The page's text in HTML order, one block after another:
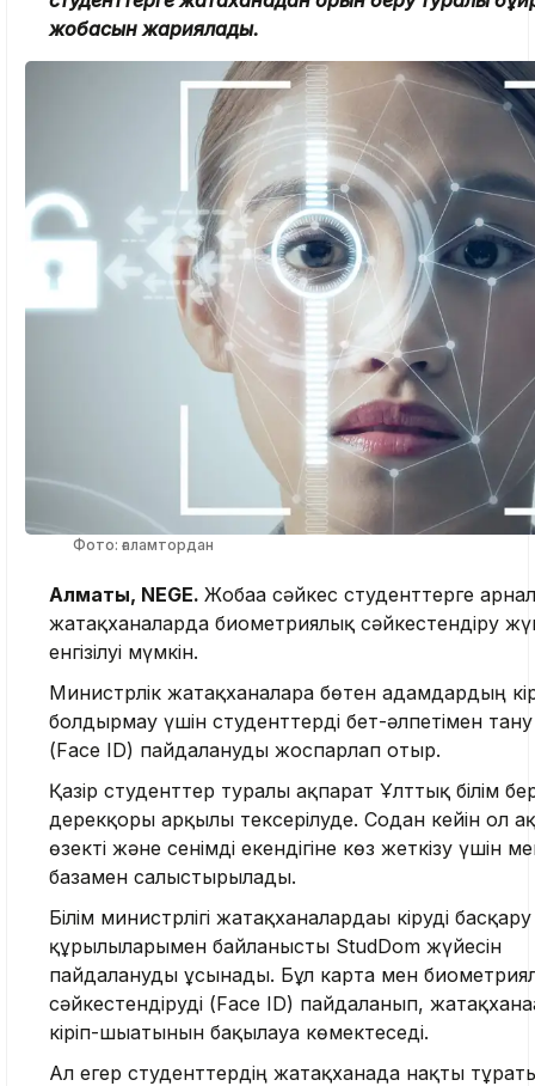
жобасын жариялады.
Фото: ғаламтордан
Алматы, NEGE. Жобаға сәйкес студенттерге
жатақханаларда биометриялық сәйкестендіру
енгізілуі мүмкін.
Министрлік жатақханаларға бөтен адамдардың
болдырмау үшін студенттерді бет-әлпетімен
(Face ID) пайдалануды жоспарлап отыр.
Қазір студенттер туралы ақпарат Ұлттық білім
дерекқоры арқылы тексерілуде. Содан кейін ол
өзекті және сенімді екендігіне көз жеткізу үшін
базамен салыстырылады.
Білім министрлігі жатақханалардағы кіруді басқару
құрылғыларымен байланысты StudDom жүйесін
пайдалануды ұсынады. Бұл карта мен
сәйкестендіруді (Face ID) пайдаланып,
кіріп-шығатынын бақылауға көмектеседі.
Ал егер студенттердің жатақханада нақты